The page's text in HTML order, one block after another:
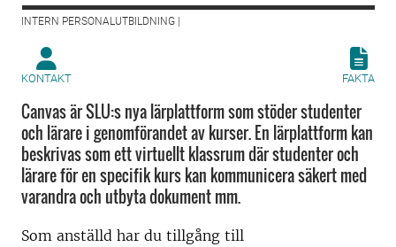
INTERN PERSONALUTBILDNING |
KONTAKT FAKTA
Canvas är SLU:s nya lärplattform som stöder studenter
och lärare i genomförandet av kurser. En lärplattform kan
beskrivas som ett virtuellt klassrum där studenter och
lärare för en specifik kurs kan kommunicera säkert med
varandra och utbyta dokument mm.
Som anställd har du tillgång till